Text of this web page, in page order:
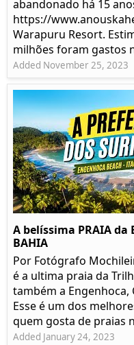
abandonado há 15
https://
Warapuru Resort.
milhões foram gastos
Added November 25, 2023
A belíssima PRAIA da
BAHIA
Por Fotógrafo
é a ultima praia da
também a
Esse é um dos
quem gosta de praias
Added January 24, 2023